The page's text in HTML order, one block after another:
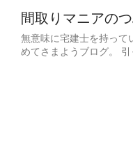
間取りマニアの
無意味に宅建士を持って
めてさまようブログ。 引